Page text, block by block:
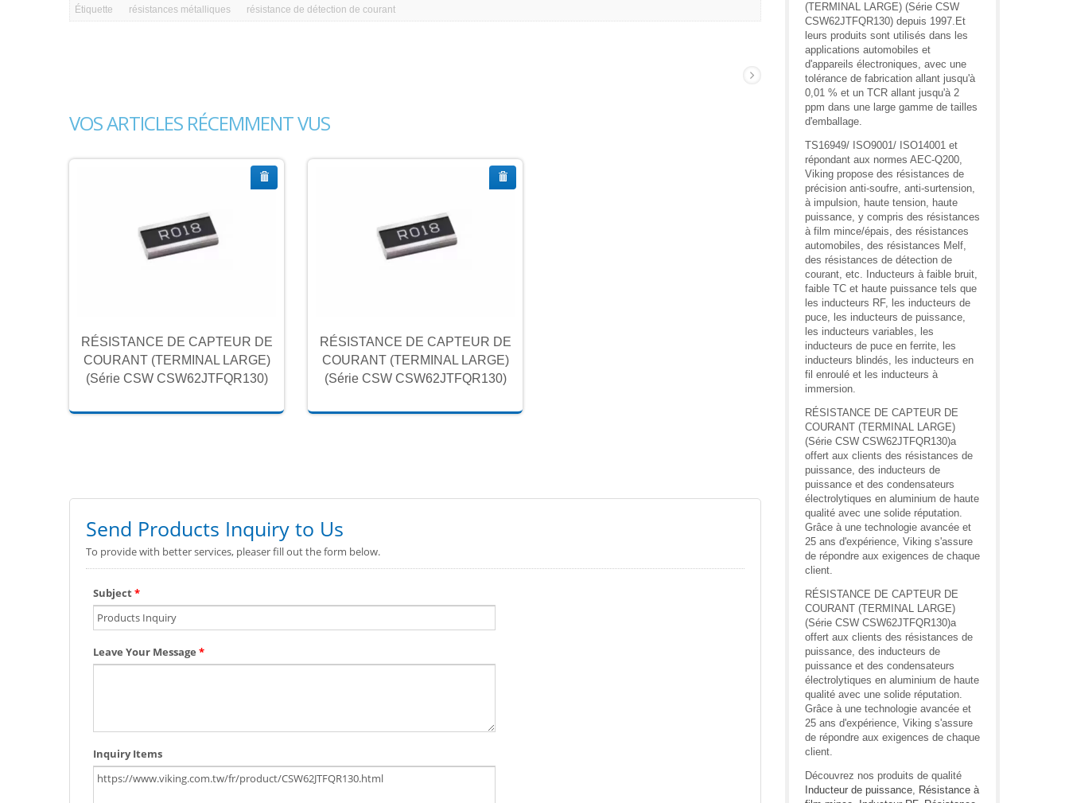
Étiquette résistances métalliques résistance de détection de courant
VOS ARTICLES RÉCEMMENT VUS
RÉSISTANCE DE CAPTEUR DE
COURANT (TERMINAL LARGE)
(Série CSW CSW62JTFQR130)
RÉSISTANCE DE CAPTEUR DE
COURANT (TERMINAL LARGE)
(Série CSW CSW62JTFQR130)
(TERMINAL LARGE) (Série CSW
CSW62JTFQR130) depuis 1997.Et
leurs produits sont utilisés dans les
applications automobiles et
d'appareils électroniques, avec une
tolérance de fabrication allant jusqu'à
0,01 % et un TCR allant jusqu'à 2
ppm dans une large gamme de tailles
d'emballage.
TS16949/ ISO9001/ ISO14001 et
répondant aux normes AEC-Q200,
Viking propose des résistances de
précision anti-soufre, anti-surtension,
à impulsion, haute tension, haute
puissance, y compris des résistances
à film mince/épais, des résistances
automobiles, des résistances Melf,
des résistances de détection de
courant, etc. Inducteurs à faible bruit,
faible TC et haute puissance tels que
les inducteurs RF, les inducteurs de
puce, les inducteurs de puissance,
les inducteurs variables, les
inducteurs de puce en ferrite, les
inducteurs blindés, les inducteurs en
fil enroulé et les inducteurs à
immersion.
RÉSISTANCE DE CAPTEUR DE
COURANT (TERMINAL LARGE)
(Série CSW CSW62JTFQR130)a
offert aux clients des résistances de
puissance, des inducteurs de
puissance et des condensateurs
électrolytiques en aluminium de haute
qualité avec une solide réputation.
Grâce à une technologie avancée et
25 ans d'expérience, Viking s'assure
de répondre aux exigences de chaque
client.
RÉSISTANCE DE CAPTEUR DE
COURANT (TERMINAL LARGE)
(Série CSW CSW62JTFQR130)a
offert aux clients des résistances de
puissance, des inducteurs de
puissance et des condensateurs
électrolytiques en aluminium de haute
qualité avec une solide réputation.
Grâce à une technologie avancée et
25 ans d'expérience, Viking s'assure
de répondre aux exigences de chaque
client.
Découvrez nos produits de qualité
Inducteur de puissance, Résistance à